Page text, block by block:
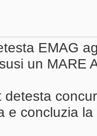
EMAG
un MARE
detesta
e concluzia